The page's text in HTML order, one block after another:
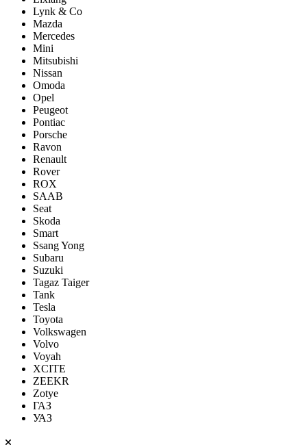
Lynk & Co
Mazda
Mercedes
Mini
Mitsubishi
Nissan
Omoda
Opel
Peugeot
Pontiac
Porsсhe
Ravon
Renault
Rover
ROX
SAAB
Seat
Skoda
Smart
Ssang Yong
Subaru
Suzuki
Tagaz Taiger
Tank
Tesla
Toyota
Volkswagen
Volvo
Voyah
XCITE
ZEEKR
Zotye
ГАЗ
УАЗ